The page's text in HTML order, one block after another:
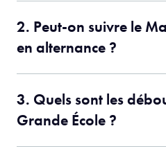
2. Peut-on suivre le
en alternance ?
3. Quels sont les
Grande École ?